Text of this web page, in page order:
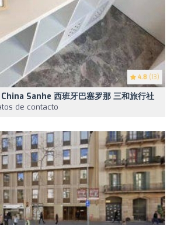
4.8 (13)
Sanhe 西班牙巴塞罗那 三和旅行社
de contacto